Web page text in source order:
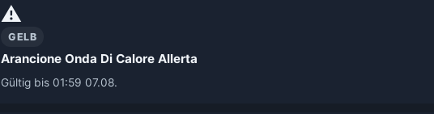
⚠️
GELB
Arancione Onda Di Calore Allerta
Gültig bis 01:59 07.08.